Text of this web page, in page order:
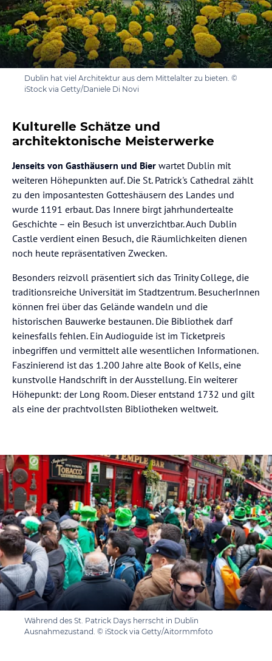
Dublin hat viel Architektur aus dem Mittelalter zu bieten. ©
iStock via Getty/Daniele Di Novi
Kulturelle Schätze und
architektonische Meisterwerke
Jenseits von Gasthäusern und Bier wartet Dublin mit
weiteren Höhepunkten auf. Die St. Patrick's Cathedral zählt
zu den imposantesten Gotteshäusern des Landes und
wurde 1191 erbaut. Das Innere birgt jahrhundertealte
Geschichte – ein Besuch ist unverzichtbar. Auch Dublin
Castle verdient einen Besuch, die Räumlichkeiten dienen
noch heute repräsentativen Zwecken.
Besonders reizvoll präsentiert sich das Trinity College, die
traditionsreiche Universität im Stadtzentrum. BesucherInnen
können frei über das Gelände wandeln und die
historischen Bauwerke bestaunen. Die Bibliothek darf
keinesfalls fehlen. Ein Audioguide ist im Ticketpreis
inbegriffen und vermittelt alle wesentlichen Informationen.
Faszinierend ist das 1.200 Jahre alte Book of Kells, eine
kunstvolle Handschrift in der Ausstellung. Ein weiterer
Höhepunkt: der Long Room. Dieser entstand 1732 und gilt
als eine der prachtvollsten Bibliotheken weltweit.
Während des St. Patrick Days herrscht in Dublin
Ausnahmezustand. © iStock via Getty/Aitormmfoto